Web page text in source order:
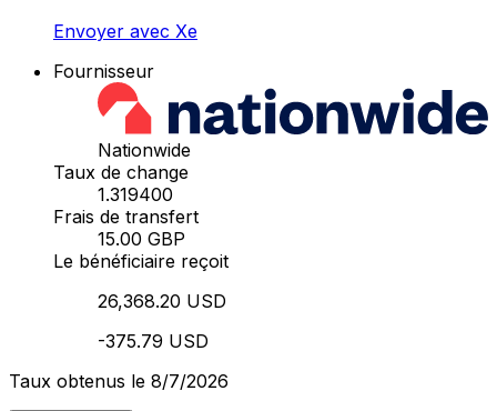
Envoyer avec Xe
Fournisseur
Nationwide
Taux de change
1.319400
Frais de transfert
15.00 GBP
Le bénéficiaire reçoit
26,368.20 USD
-375.79 USD
Taux obtenus le 8/7/2026